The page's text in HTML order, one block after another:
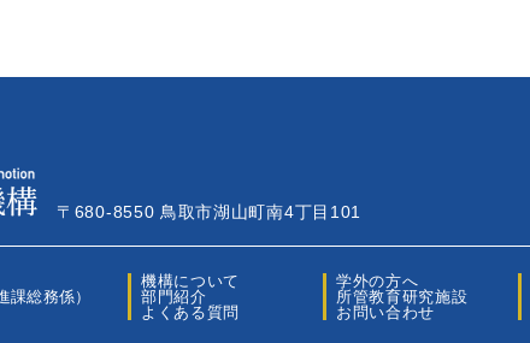
〒680-8550 鳥取市湖山町南4丁目101
課総務係）
機構について 学外の方へ
部門紹介
所管教育研究施設
よくある質問
お問い合わせ